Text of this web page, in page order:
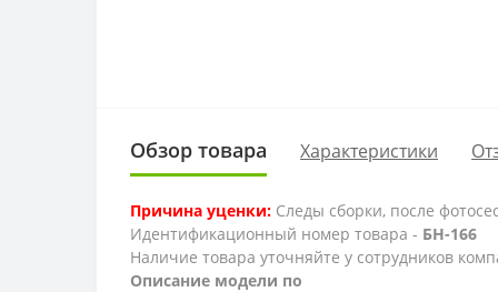
Обзор товара Характеристики
Причина уценки: Следы сборки, после
Идентификационный номер товара - БН-166
Наличие товара уточняйте у сотрудников
Описание модели по